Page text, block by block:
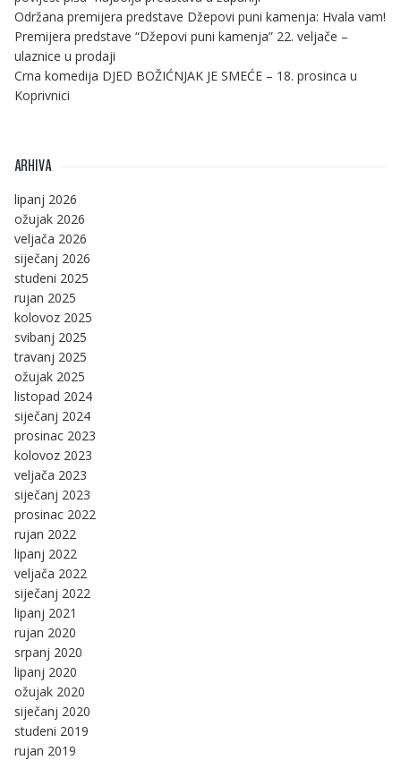
Održana premijera predstave Džepovi puni kamenja: Hvala vam!
Premijera predstave “Džepovi puni kamenja” 22. veljače –
ulaznice u prodaji
Crna komedija DJED BOŽIĆNJAK JE SMEĆE – 18. prosinca u
Koprivnici
ARHIVA
lipanj 2026
ožujak 2026
veljača 2026
siječanj 2026
studeni 2025
rujan 2025
kolovoz 2025
svibanj 2025
travanj 2025
ožujak 2025
listopad 2024
siječanj 2024
prosinac 2023
kolovoz 2023
veljača 2023
siječanj 2023
prosinac 2022
rujan 2022
lipanj 2022
veljača 2022
siječanj 2022
lipanj 2021
rujan 2020
srpanj 2020
lipanj 2020
ožujak 2020
siječanj 2020
studeni 2019
rujan 2019